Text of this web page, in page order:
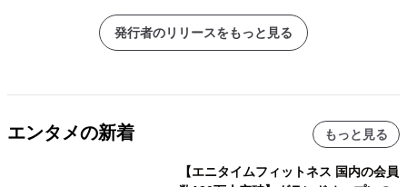
発行者のリリースをもっと見る
エンタメの新着 もっと見る
【エニタイムフィットネス 国内の会員